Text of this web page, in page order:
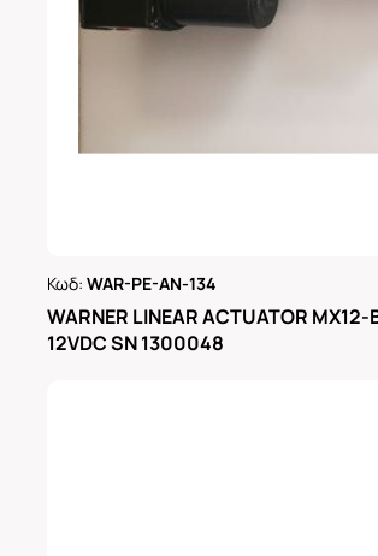
Κωδ: WAR-PE-AN-134
WARNER LINEAR ACTUATOR
12VDC SN 1300048